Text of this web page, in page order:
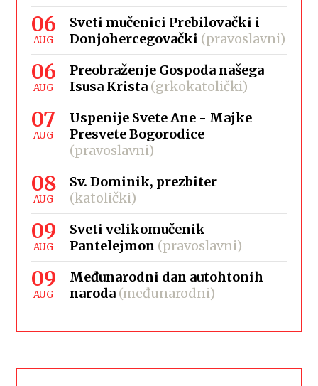
06
AUG
Sveti mučenici Prebilovački i
Donjohercegovački (pravoslavni)
06
AUG
Preobraženje Gospoda našega
Isusa Krista (grkokatolički)
07
AUG
Uspenije Svete Ane - Majke
Presvete Bogorodice
(pravoslavni)
08
AUG
Sv. Dominik, prezbiter
(katolički)
09
AUG
Sveti velikomučenik
Pantelejmon (pravoslavni)
09
AUG
Međunarodni dan autohtonih
naroda (međunarodni)